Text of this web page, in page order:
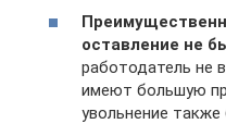
оставление не
работодатель не
имеют большую
увольнение